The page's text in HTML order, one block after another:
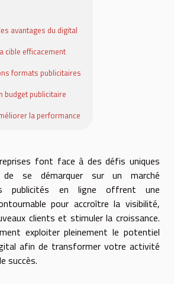
avantages du digital
cible efficacement
formats publicitaires
budget publicitaire
la performance
font face à des défis uniques
de se démarquer sur un marché
publicités en ligne offrent une
pour accroître la visibilité,
clients et stimuler la croissance.
exploiter pleinement le potentiel
afin de transformer votre activité
succès.